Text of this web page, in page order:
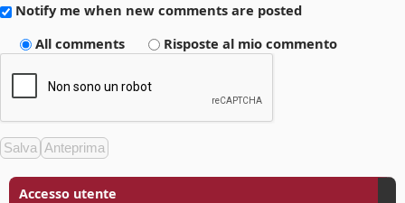
o
n
n
e
.
m
p
4
Notify me when new comments are posted
All comments
Risposte al mio commento
Accesso utente